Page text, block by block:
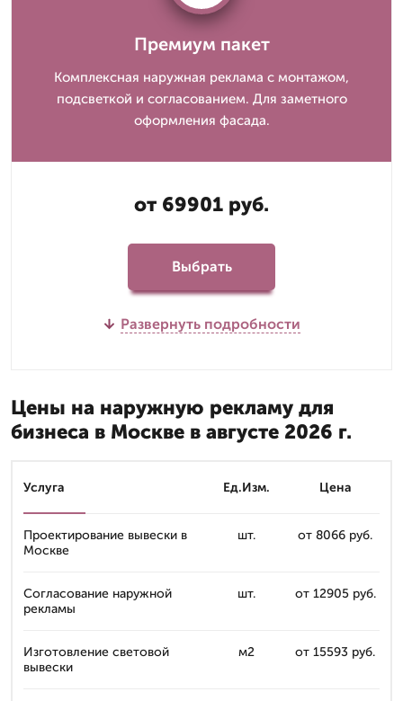
Премиум пакет
Комплексная наружная реклама с монтажом,
подсветкой и согласованием. Для заметного
оформления фасада.
от 69901 руб.
Выбрать
Развернуть подробности
Цены на наружную рекламу для
бизнеса в Москве в августе 2026 г.
Услуга Ед.Изм. Цена
Проектирование вывески в
Москве
шт. от 8066 руб.
Согласование наружной
рекламы
шт. от 12905 руб.
Изготовление световой
вывески
м2 от 15593 руб.